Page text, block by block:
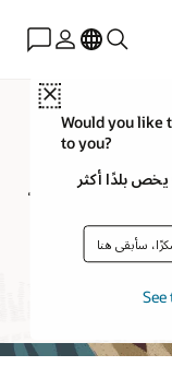
Close
Would you like
to you?
هل ترغب في زيارة موقع ويب لـ Oracle يخص بلدًا أكثر
سأبقى هنا
تضم أحدث الإعلانات،
الفنية،